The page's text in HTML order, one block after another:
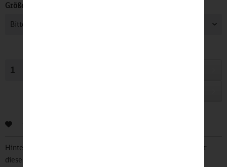
Größe:
Hinterlegen Sie Ihre Email Adresse und bleiben Sie stets über
diesen Artikel informiert.